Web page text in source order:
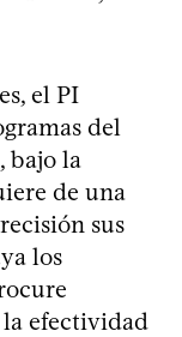
el PI
del
bajo la
de una
sus
los
efectividad